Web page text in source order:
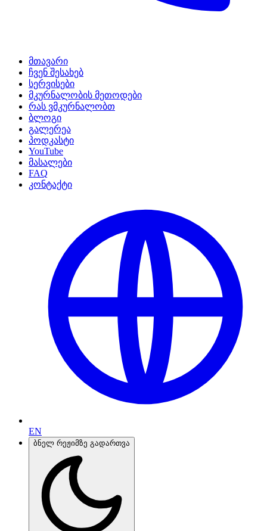
მთავარი
ჩვენ შესახებ
სერვისები
მკურნალობის მეთოდები
რას ვმკურნალობთ
ბლოგი
გალერეა
პოდკასტი
YouTube
მასალები
FAQ
კონტაქტი
EN
ბნელ რეჟიმზე გადართვა